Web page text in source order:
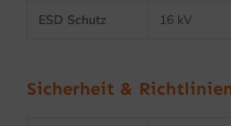
ESD Schutz 16 kV
Sicherheit &